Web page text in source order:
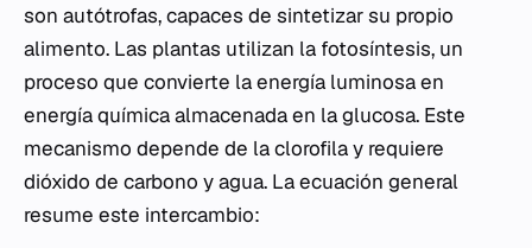
son autótrofas, capaces de sintetizar su propio
alimento. Las plantas utilizan la fotosíntesis, un
proceso que convierte la energía luminosa en
energía química almacenada en la glucosa. Este
mecanismo depende de la clorofila y requiere
dióxido de carbono y agua. La ecuación general
resume este intercambio: